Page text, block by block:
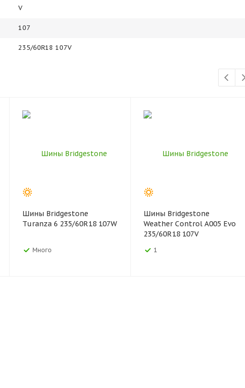
V
107
235/60R18 107V
Шины Bridgestone
Turanza 6 235/60R18 107W
Много
Шины Bridgestone
Weather Control A005 Evo
235/60R18 107V
1